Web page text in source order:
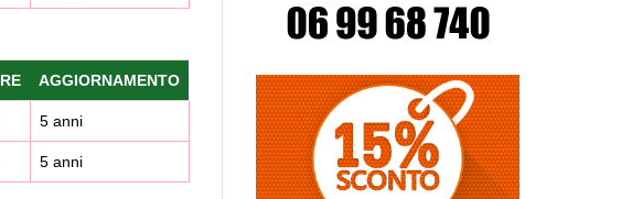
AGGIORNAMENTO
5 anni
5 anni